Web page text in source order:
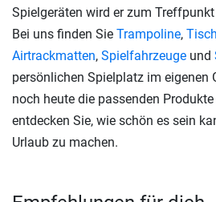
Spielgeräten wird er zum
Bei uns finden Sie Trampoline,
Airtrackmatten, Spielfahrzeuge und
persönlichen Spielplatz im eigenen
noch heute die passenden
entdecken Sie, wie schön es sein
Urlaub zu machen.